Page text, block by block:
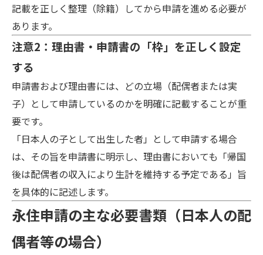
記載を正しく整理（除籍）してから申請を進める必要が
あります。
注意2：理由書・申請書の「枠」を正しく設定
する
申請書および理由書には、どの立場（配偶者または実
子）として申請しているのかを明確に記載することが重
要です。
「日本人の子として出生した者」として申請する場合
は、その旨を申請書に明示し、理由書においても「帰国
後は配偶者の収入により生計を維持する予定である」旨
を具体的に記述します。
永住申請の主な必要書類（日本人の配
偶者等の場合）